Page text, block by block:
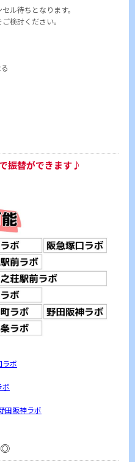
ル待ちとなります。
検討ください。
振替ができます♪
ラボ
ボ
田阪神ラボ
◎